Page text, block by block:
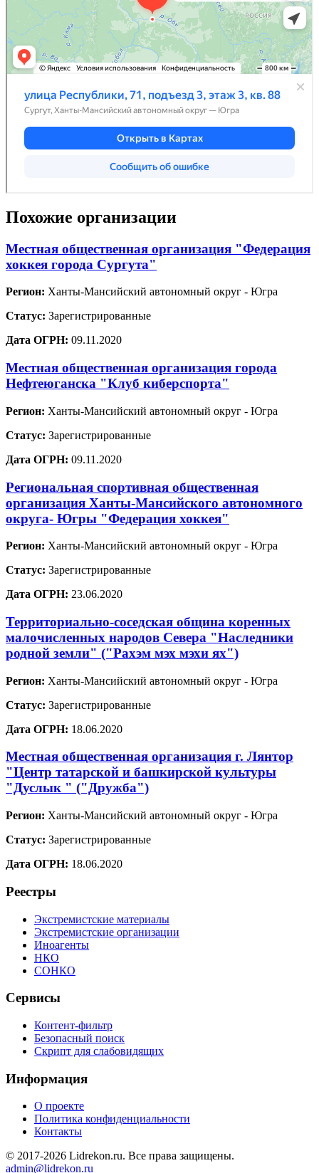
Похожие организации
Местная общественная организация "Федерация
хоккея города Сургута"
Регион: Ханты-Мансийский автономный округ - Югра
Статус: Зарегистрированные
Дата ОГРН: 09.11.2020
Местная общественная организация города
Нефтеюганска "Клуб киберспорта"
Регион: Ханты-Мансийский автономный округ - Югра
Статус: Зарегистрированные
Дата ОГРН: 09.11.2020
Региональная спортивная общественная
организация Ханты-Мансийского автономного
округа- Югры "Федерация хоккея"
Регион: Ханты-Мансийский автономный округ - Югра
Статус: Зарегистрированные
Дата ОГРН: 23.06.2020
Территориально-соседская община коренных
малочисленных народов Севера "Наследники
родной земли" ("Рахэм мэх мэхи ях")
Регион: Ханты-Мансийский автономный округ - Югра
Статус: Зарегистрированные
Дата ОГРН: 18.06.2020
Местная общественная организация г. Лянтор
"Центр татарской и башкирской культуры
"Дуслык " ("Дружба")
Регион: Ханты-Мансийский автономный округ - Югра
Статус: Зарегистрированные
Дата ОГРН: 18.06.2020
Реестры
Экстремистские материалы
Экстремистские организации
Иноагенты
НКО
СОНКО
Сервисы
Контент-фильтр
Безопасный поиск
Скрипт для слабовидящих
Информация
О проекте
Политика конфиденциальности
Контакты
© 2017-2026 Lidrekon.ru. Все права защищены.
admin@lidrekon.ru